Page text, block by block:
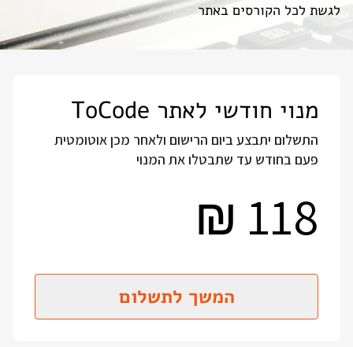
לגשת לכל הקורסים באתר
מנוי חודשי לאתר ToCode
התשלום יתבצע ביום הרישום ולאחר מכן אוטומטית
פעם בחודש עד שתבטלו את המנוי
118
₪
המשך לתשלום